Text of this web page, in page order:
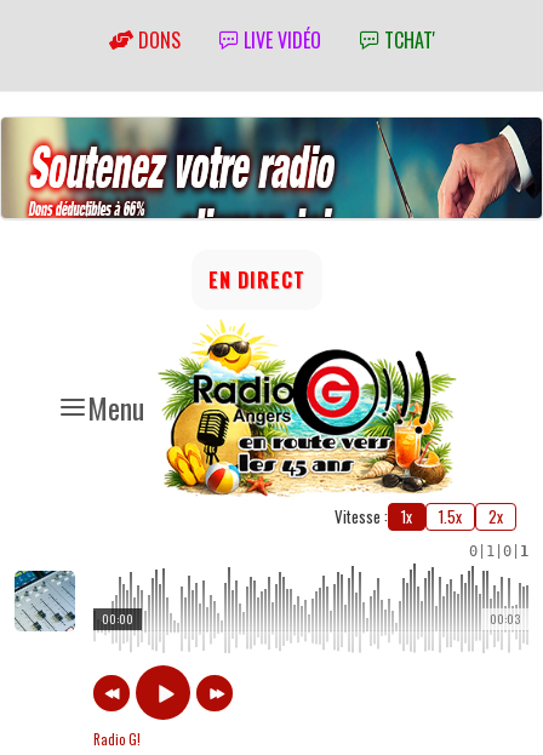
DONS LIVE VIDÉO TCHAT'
Menu
EN DIRECT
Vitesse : 1x 1.5x 2x
0 1 0 1
00:03
00:00
Radio G!